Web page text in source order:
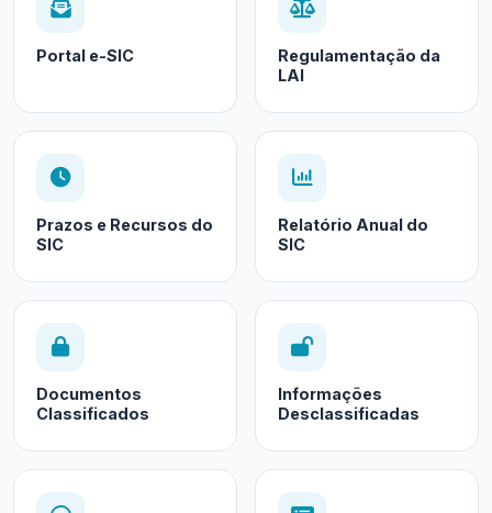
Portal e-SIC
Regulamentação da
LAI
Prazos e Recursos do
SIC
Relatório Anual do
SIC
Documentos
Classificados
Informações
Desclassificadas